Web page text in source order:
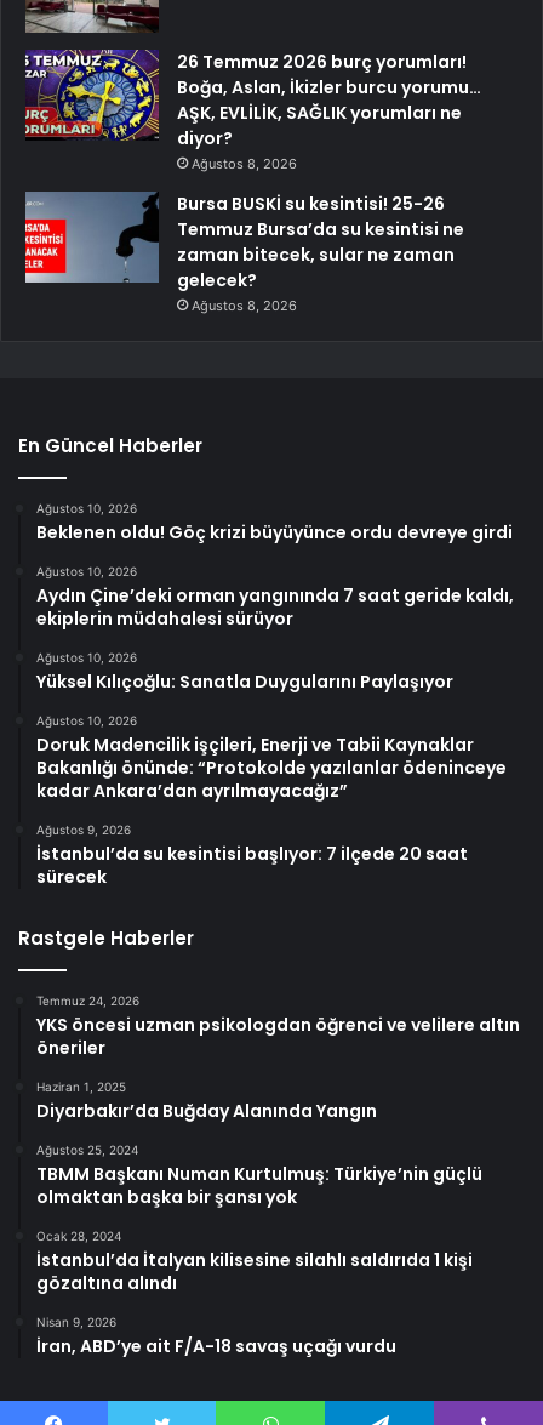
26 Temmuz 2026 burç yorumları!
Boğa, Aslan, İkizler burcu yorumu…
AŞK, EVLİLİK, SAĞLIK yorumları ne
diyor?
Ağustos 8, 2026
Bursa BUSKİ su kesintisi! 25-26
Temmuz Bursa’da su kesintisi ne
zaman bitecek, sular ne zaman
gelecek?
Ağustos 8, 2026
En Güncel Haberler
Ağustos 10, 2026
Beklenen oldu! Göç krizi büyüyünce ordu devreye girdi
Ağustos 10, 2026
Aydın Çine’deki orman yangınında 7 saat geride kaldı,
ekiplerin müdahalesi sürüyor
Ağustos 10, 2026
Yüksel Kılıçoğlu: Sanatla Duygularını Paylaşıyor
Ağustos 10, 2026
Doruk Madencilik işçileri, Enerji ve Tabii Kaynaklar
Bakanlığı önünde: “Protokolde yazılanlar ödeninceye
kadar Ankara’dan ayrılmayacağız”
Ağustos 9, 2026
İstanbul’da su kesintisi başlıyor: 7 ilçede 20 saat
sürecek
Rastgele Haberler
Temmuz 24, 2026
YKS öncesi uzman psikologdan öğrenci ve velilere altın
öneriler
Haziran 1, 2025
Diyarbakır’da Buğday Alanında Yangın
Ağustos 25, 2024
TBMM Başkanı Numan Kurtulmuş: Türkiye’nin güçlü
olmaktan başka bir şansı yok
Ocak 28, 2024
İstanbul’da İtalyan kilisesine silahlı saldırıda 1 kişi
gözaltına alındı
Nisan 9, 2026
İran, ABD’ye ait F/A-18 savaş uçağı vurdu